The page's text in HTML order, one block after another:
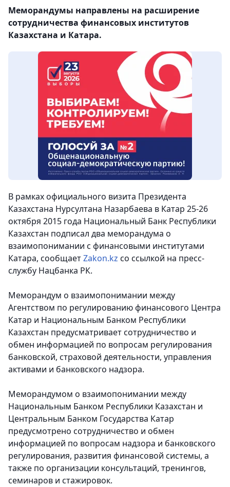
Меморандумы направлены на расширение
сотрудничества финансовых институтов
Казахстана и Катара.
В рамках официального визита Президента
Казахстана Нурсултана Назарбаева в Катар 25-26
октября 2015 года Национальный Банк Республики
Казахстан подписал два меморандума о
взаимопонимании с финансовыми институтами
Катара, сообщаетZakon.kz со ссылкой на пресс-
службу Нацбанка РК.
Меморандум о взаимопонимании между
Агентством по регулированию финансового Центра
Катар и Национальным Банком Республики
Казахстан предусматривает сотрудничество и
обмен информацией по вопросам регулирования
банковской, страховой деятельности, управления
активами и банковского надзора.
Меморандумом о взаимопонимании между
Национальным Банком Республики Казахстан и
Центральным Банком Государства Катар
предусмотрено сотрудничество и обмен
информацией по вопросам надзора и банковского
регулирования, развития финансовой системы, а
также по организации консультаций, тренингов,
семинаров и стажировок.